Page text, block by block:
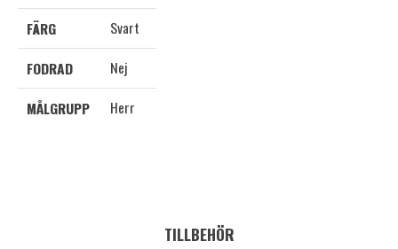
FÄRG
Svart
FODRAD
Nej
MÅLGRUPP
Herr
TILLBEHÖR